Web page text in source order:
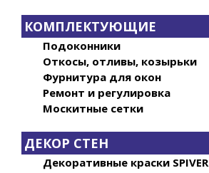
КОМПЛЕКТУЮЩИЕ
Подоконники
Откосы, отливы, козырьки
Фурнитура для окон
Ремонт и регулировка
Москитные сетки
ДЕКОР СТЕН
Декоративные краски SPIVER